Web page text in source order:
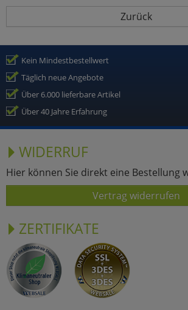
Zurück
Kein Mindestbestellwert
Täglich neue Angebote
Über 6.000 lieferbare Artikel
Über 40 Jahre Erfahrung
WIDERRUF
Hier können Sie direkt eine Bestellung
Vertrag widerrufen
ZERTIFIKATE